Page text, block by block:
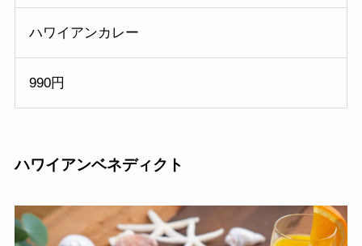
ハワイアンカレー
990円
ハワイアンベネディクト